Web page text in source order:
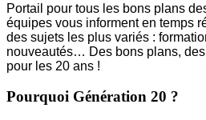
Portail pour tous les bons plans
équipes vous informent en temps
des sujets les plus variés :
nouveautés… Des bons plans, des
pour les 20 ans !
Pourquoi Génération 20 ?